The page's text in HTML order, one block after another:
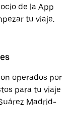
de la App
tu viaje.
operados por
para tu viaje
Madrid-